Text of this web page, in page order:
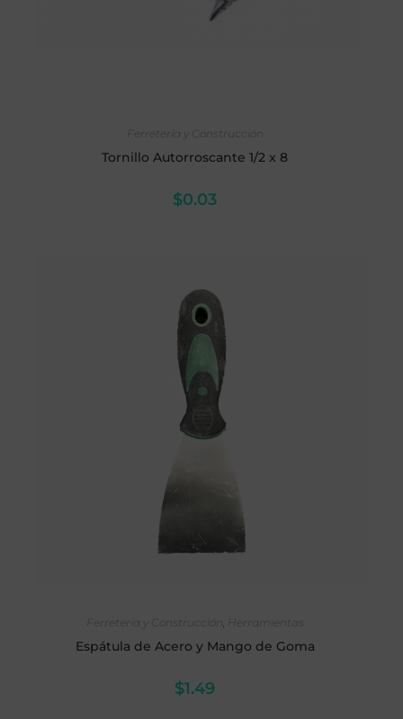
Ferretería y Construcción
Tornillo Autorroscante 1/2 x 8
$0.03
Ferretería y Construcción , Herramientas
Espátula de Acero y Mango de Goma
$1.49